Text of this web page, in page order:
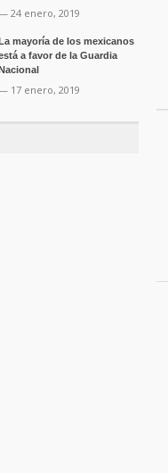
24 enero, 2019
La mayoría de los mexicanos
a favor de la Guardia
Nacional
17 enero, 2019